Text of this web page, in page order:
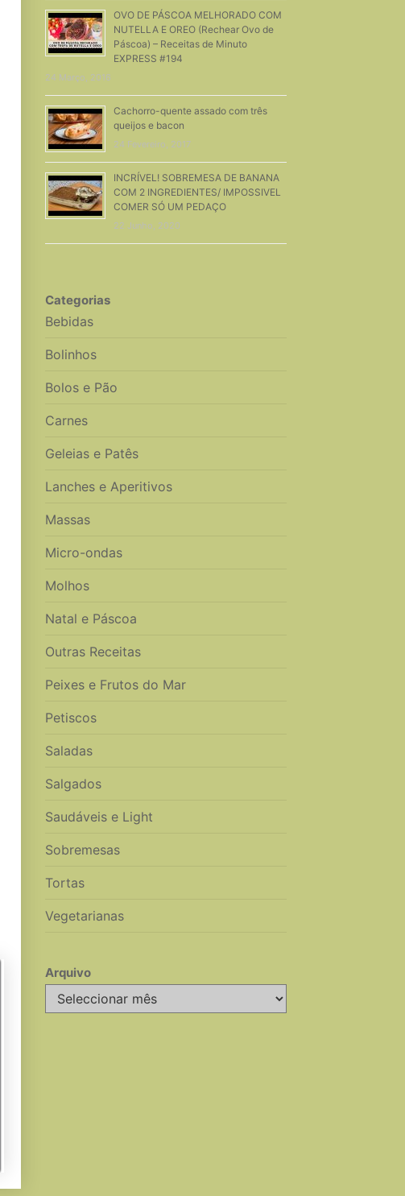
OVO DE PÁSCOA MELHORADO COM
NUTELLA E OREO (Rechear Ovo de
Páscoa) – Receitas de Minuto
EXPRESS #194
24 Março, 2016
Cachorro-quente assado com três
queijos e bacon
24 Fevereiro, 2017
INCRÍVEL! SOBREMESA DE BANANA
COM 2 INGREDIENTES/ IMPOSSIVEL
COMER SÓ UM PEDAÇO
22 Junho, 2020
Categorias
Bebidas
Bolinhos
Bolos e Pão
Carnes
Geleias e Patês
Lanches e Aperitivos
Massas
Micro-ondas
Molhos
Natal e Páscoa
Outras Receitas
Peixes e Frutos do Mar
Petiscos
Saladas
Salgados
Saudáveis e Light
Sobremesas
Tortas
Vegetarianas
Arquivo
Arquivo